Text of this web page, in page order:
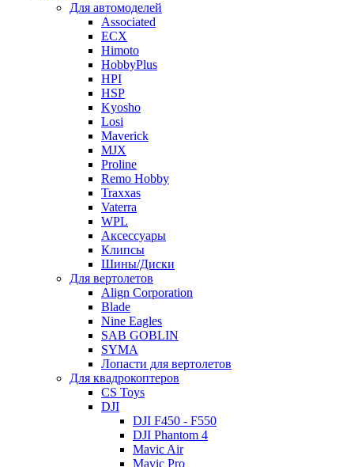
Для автомоделей
Associated
ECX
Himoto
HobbyPlus
HPI
HSP
Kyosho
Losi
Maverick
MJX
Proline
Remo Hobby
Traxxas
Vaterra
WPL
Аксессуары
Клипсы
Шины/Диски
Для вертолетов
Align Corporation
Blade
Nine Eagles
SAB GOBLIN
SYMA
Лопасти для вертолетов
Для квадрокоптеров
CS Toys
DJI
DJI F450 - F550
DJI Phantom 4
Mavic Air
Mavic Pro